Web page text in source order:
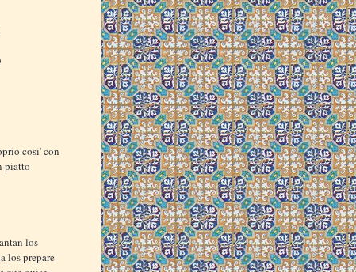
cosi' con
piatto
los
los prepare